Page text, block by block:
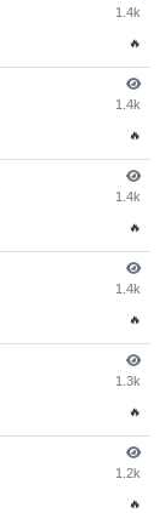
1.4k
🔥
1.4k
🔥
1.4k
🔥
1.4k
🔥
1.3k
🔥
1.2k
🔥